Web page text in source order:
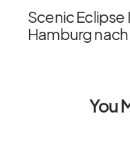
Scenic Eclipse
Hamburg
You